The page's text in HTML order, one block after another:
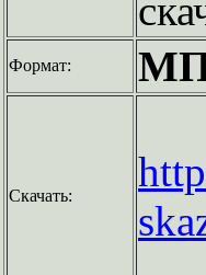
Формат:
Скачать: